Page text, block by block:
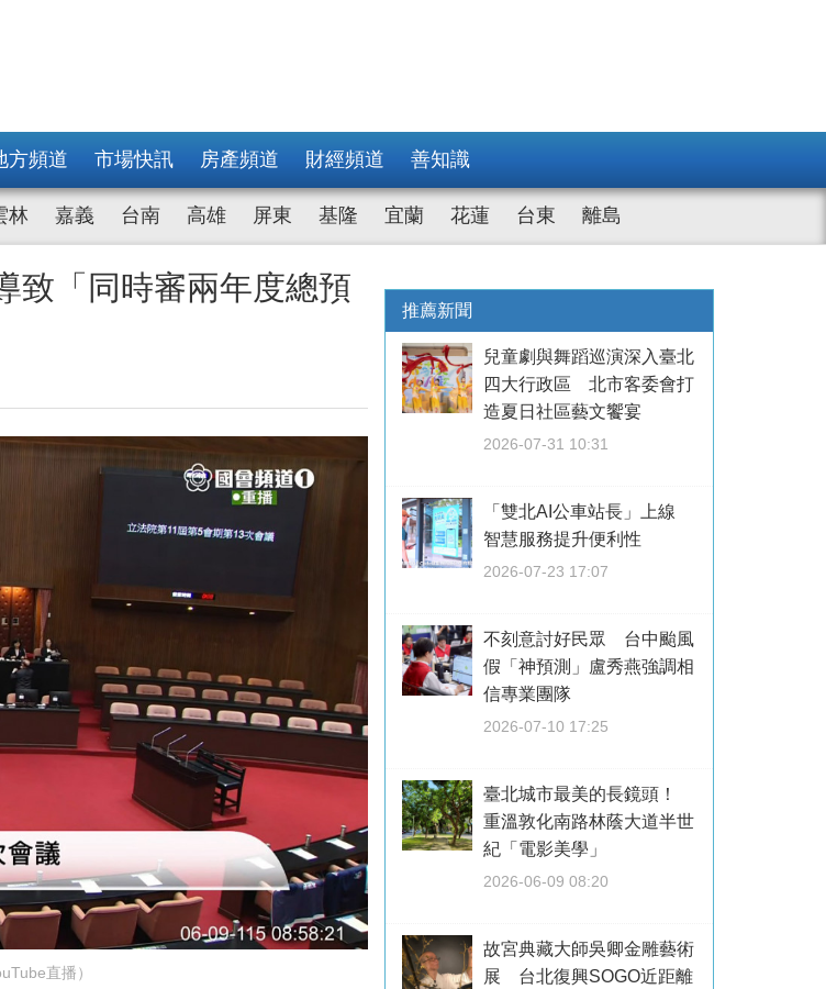
方頻道 市場快訊 房產頻道 財經頻道 善知識
林 嘉義 台南 高雄 屏東 基隆 宜蘭 花蓮 台東 離島
「同時審兩年度總預
直播）
推薦新聞
兒童劇與舞蹈巡演深入臺北
四大行政區 北市客委會打
造夏日社區藝文饗宴
2026-07-31 10:31
「雙北AI公車站長」上線
智慧服務提升便利性
2026-07-23 17:07
不刻意討好民眾 台中颱風
假「神預測」盧秀燕強調相
信專業團隊
2026-07-10 17:25
臺北城市最美的長鏡頭！
重溫敦化南路林蔭大道半世
紀「電影美學」
2026-06-09 08:20
故宮典藏大師吳卿金雕藝術
展 台北復興SOGO近距離